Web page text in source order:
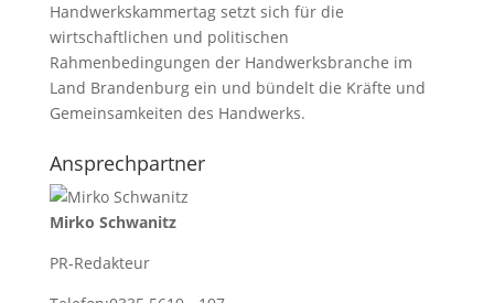
Handwerkskammertag setzt sich für die
wirtschaftlichen und politischen
Rahmenbedingungen der Handwerksbranche im
Land Brandenburg ein und bündelt die Kräfte und
Gemeinsamkeiten des Handwerks.
Ansprechpartner
Mirko Schwanitz
PR-Redakteur